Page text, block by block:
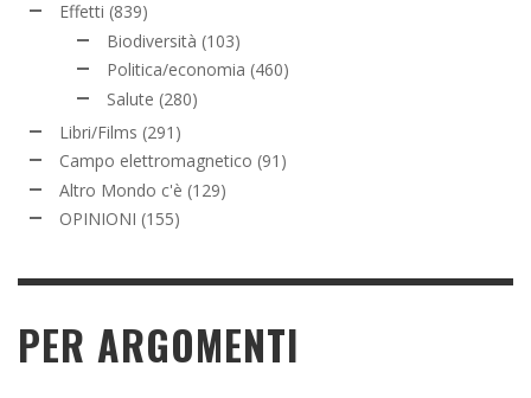
Effetti (839)
Biodiversità (103)
Politica/economia (460)
Salute (280)
Libri/Films (291)
Campo elettromagnetico (91)
Altro Mondo c'è (129)
OPINIONI (155)
PER ARGOMENTI